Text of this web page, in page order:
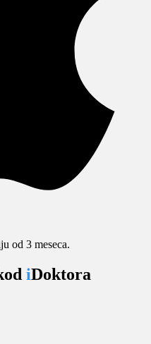
od 3 meseca.
iDoktora